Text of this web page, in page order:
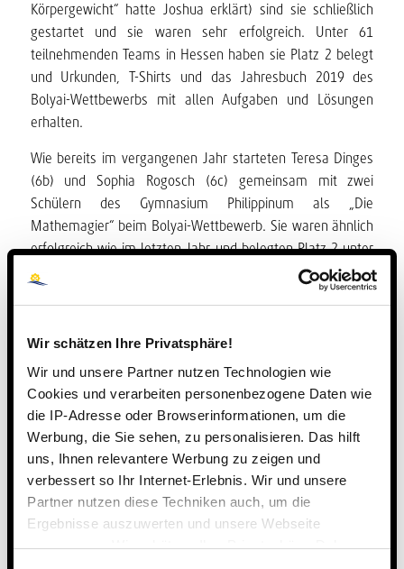
Wir schätzen Ihre Privatsphäre!
Wir und unsere Partner nutzen Technologien wie
Cookies und verarbeiten personenbezogene Daten wie
die IP-Adresse oder Browserinformationen, um die
Werbung, die Sie sehen, zu personalisieren. Das hilft
uns, Ihnen relevantere Werbung zu zeigen und
verbessert so Ihr Internet-Erlebnis. Wir und unsere
Partner nutzen diese Techniken auch, um die
Ergebnisse auszuwerten und unsere Webseite
anzupassen. Wir schätzen Ihre Privatsphäre. Daher
Körpergewicht“ hatte Joshua erklärt) sind sie schließlich
gestartet und sie waren sehr erfolgreich. Unter 61
teilnehmenden Teams in Hessen haben sie Platz 2 belegt
und Urkunden, T-Shirts und das Jahresbuch 2019 des
Bolyai-Wettbewerbs mit allen Aufgaben und Lösungen
erhalten.
Wie bereits im vergangenen Jahr starteten Teresa Dinges
(6b) und Sophia Rogosch (6c) gemeinsam mit zwei
Schülern des Gymnasium Philippinum als „Die
Mathemagier“ beim Bolyai-Wettbewerb. Sie waren ähnlich
erfolgreich wie im letzten Jahr und belegten Platz 2 unter
103 teilnehmenden Gruppen der Jahrgangstufe 6 in
Matheteams!
Gisela Opper